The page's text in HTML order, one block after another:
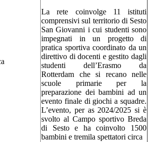
La rete coinvolge 11 istituti
comprensivi sul territorio di Sesto
San Giovanni i cui studenti sono
impegnati in un progetto di
pratica sportiva coordinato da un
direttivo di docenti e gestito dagli
studenti dell’Erasmo da
Rotterdam che si recano nelle
scuole primarie per la
preparazione dei bambini ad un
evento finale di giochi a squadre.
L’evento, per as 2024/2025 si è
svolto al Campo sportivo Breda
di Sesto e ha coinvolto 1500
bambini e tremila spettatori circa